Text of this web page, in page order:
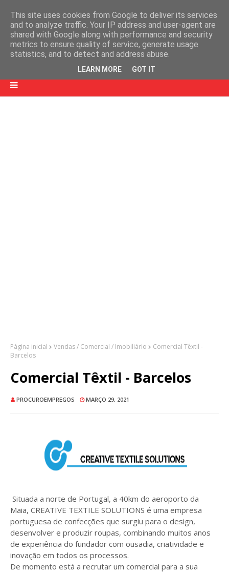
Página inicial Vendas / Comercial / Imobiliário
Comercial Têxtil -
Barcelos
Comercial Têxtil - Barcelos
PROCUROEMPREGOS MARÇO 29, 2021
Situada a norte de Portugal, a 40km do aeroporto da
Maia, CREATIVE TEXTILE SOLUTIONS é uma empresa
portuguesa de confecções que surgiu para o design,
desenvolver e produzir roupas, combinando muitos anos
de experiência do fundador com ousadia, criatividade e
inovação em todos os processos.
De momento está a recrutar um comercial para a sua
This site uses cookies from Google to deliver its services
and to analyze traffic. Your IP address and user-agent are
shared with Google along with performance and security
metrics to ensure quality of service, generate usage
statistics, and to detect and address abuse.
LEARN MORE GOT IT